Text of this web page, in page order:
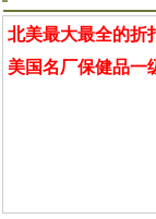
北美最大最全的折
美国名厂保健品一